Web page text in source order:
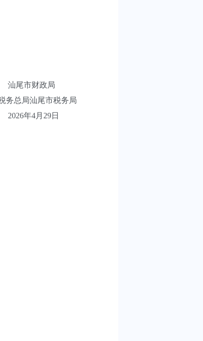
汕尾市财政局
税务总局汕尾市税务局
2026年4月29日